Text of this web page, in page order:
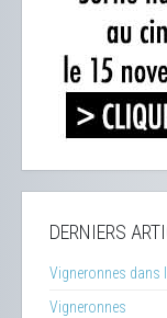
DERNIERS
Vigneronnes dans
Vigneronnes